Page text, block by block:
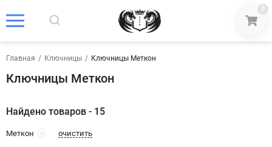
0
Главная / Ключницы / Ключницы Меткон
Ключницы Меткон
Найдено товаров - 15
Меткон очистить